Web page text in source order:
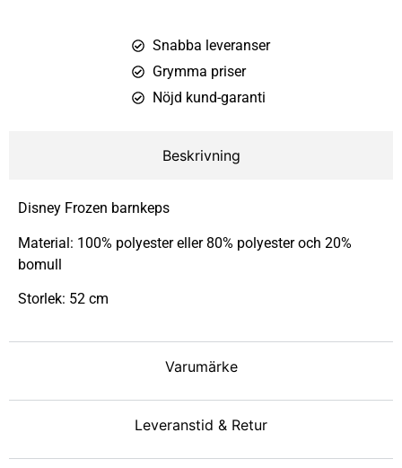
Snabba leveranser
Grymma priser
Nöjd kund-garanti
Beskrivning
Varumärke
Leveranstid & Retur
Disney Frozen barnkeps
Material: 100% polyester eller 80% polyester och 20%
bomull
Storlek: 52 cm